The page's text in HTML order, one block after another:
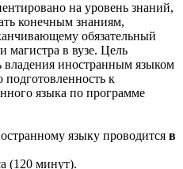
на уровень знаний,
конечным знаниям,
обяза­тельный
магистра в вузе. Цель
владения ино­странным языком
к
языка по программе
языку проводится в
(120 минут).